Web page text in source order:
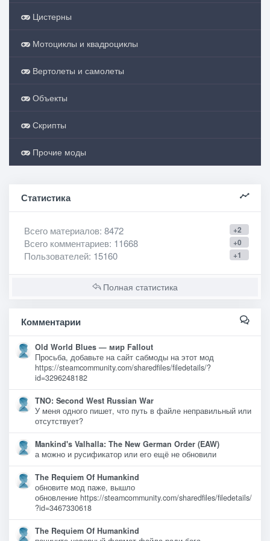
Цистерны
Мотоциклы и квадроциклы
Вертолеты и самолеты
Объекты
Скрипты
Прочие моды
Статистика
+2
Всего материалов: 8472
+0
Всего комментариев: 11668
+1
Пользователей: 15160
Полная статистика
Комментарии
Old World Blues — мир Fallout
Просьба, добавьте на сайт сабмоды на этот мод
https://steamcommunity.com/sharedfiles/filedetails/?
id=3296248182
TNO: Second West Russian War
У меня одного пишет, что путь в файле неправильный или
отсутствует?
Mankind's Valhalla: The New German Order (EAW)
а можно и русификатор или его ещё не обновили
The Requiem Of Humankind
обновите мод паже, вышло
обновление https://steamcommunity.com/sharedfiles/filedetails/
?id=3467330618
The Requiem Of Humankind